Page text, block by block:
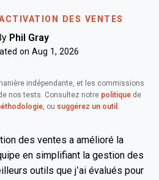
DES VENTES
Phil Gray
on Aug 1, 2026
indépendante, et les commissions
nos tests. Consultez notre politique de
, ou suggérez un outil .
des ventes a amélioré la
en simplifiant la gestion des
outils que j’ai évalués pour